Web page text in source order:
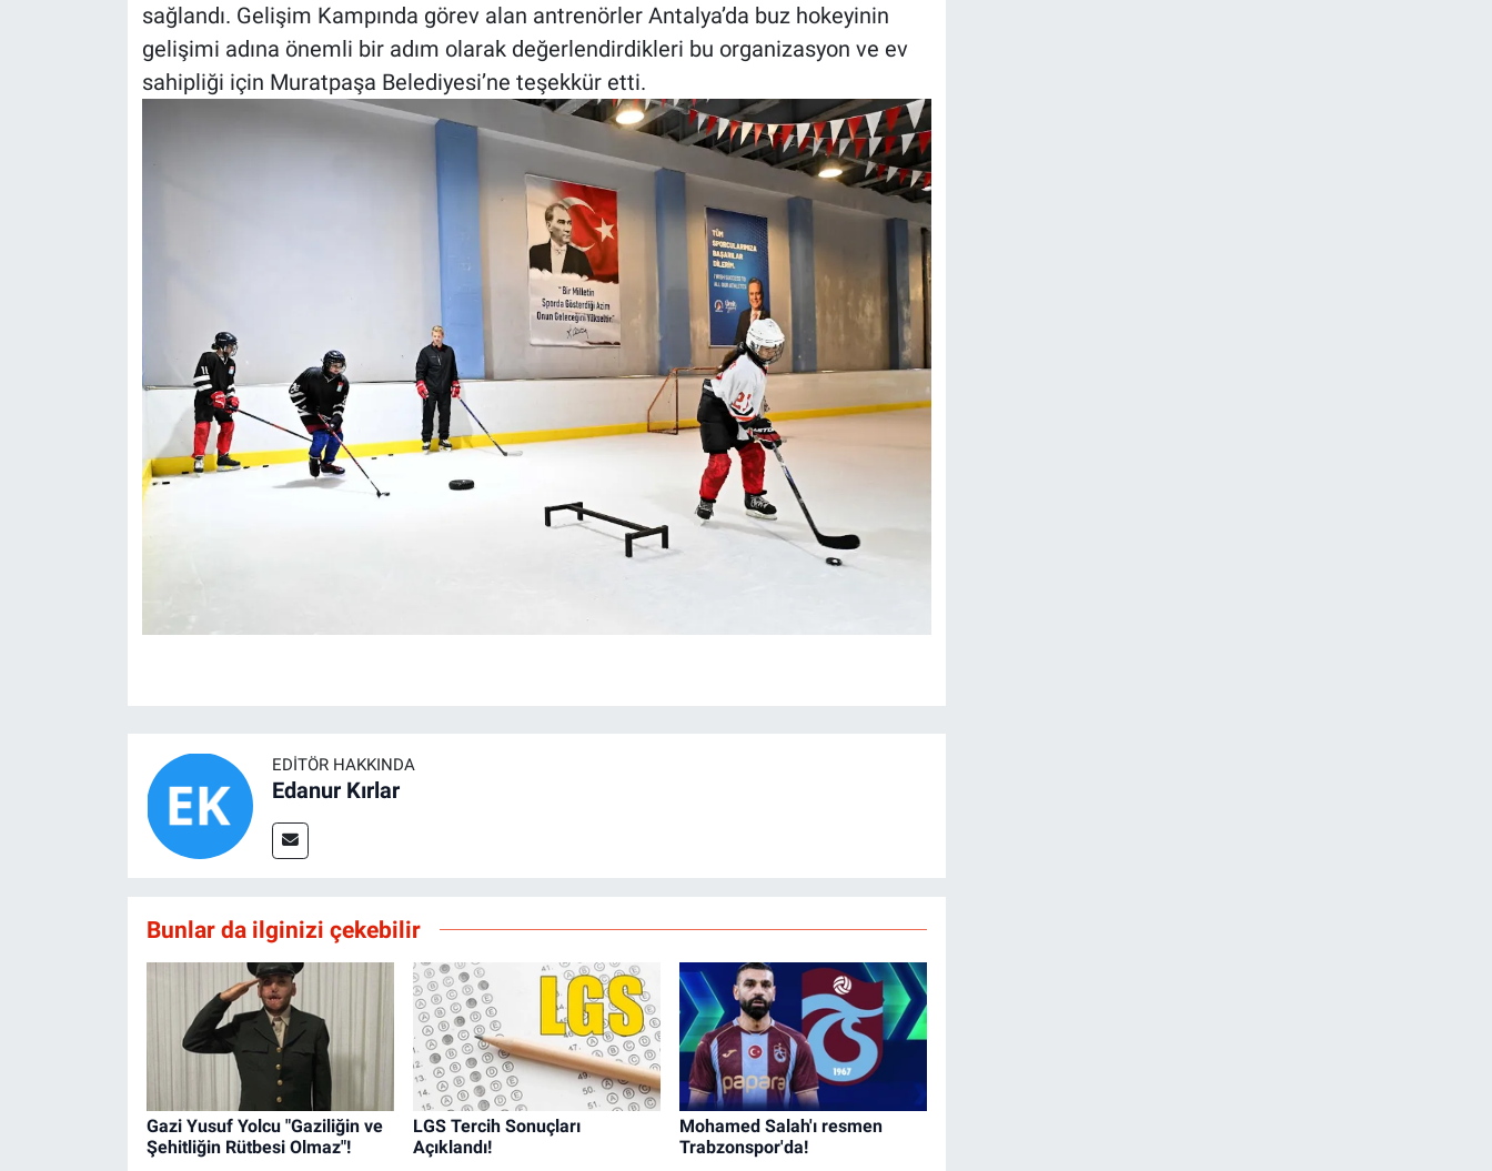
sağlandı. Gelişim Kampında görev alan antrenörler Antalya’da buz hokeyinin
gelişimi adına önemli bir adım olarak değerlendirdikleri bu organizasyon ve ev
sahipliği için Muratpaşa Belediyesi’ne teşekkür etti.
EDITÖR HAKKINDA
Edanur Kırlar
Bunlar da ilginizi çekebilir
Gazi Yusuf Yolcu "Gaziliğin ve
Şehitliğin Rütbesi Olmaz"!
LGS Tercih Sonuçları
Açıklandı!
Mohamed Salah'ı resmen
Trabzonspor'da!